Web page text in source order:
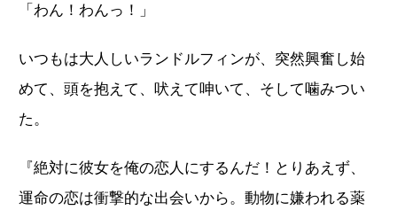
「わん！わんっ！」
いつもは大人しいランドルフィンが、突然興奮し始
めて、頭を抱えて、吠えて呻いて、そして噛みつい
た。
『絶対に彼女を俺の恋人にするんだ！とりあえず、
運命の恋は衝撃的な出会いから。動物に嫌われる薬